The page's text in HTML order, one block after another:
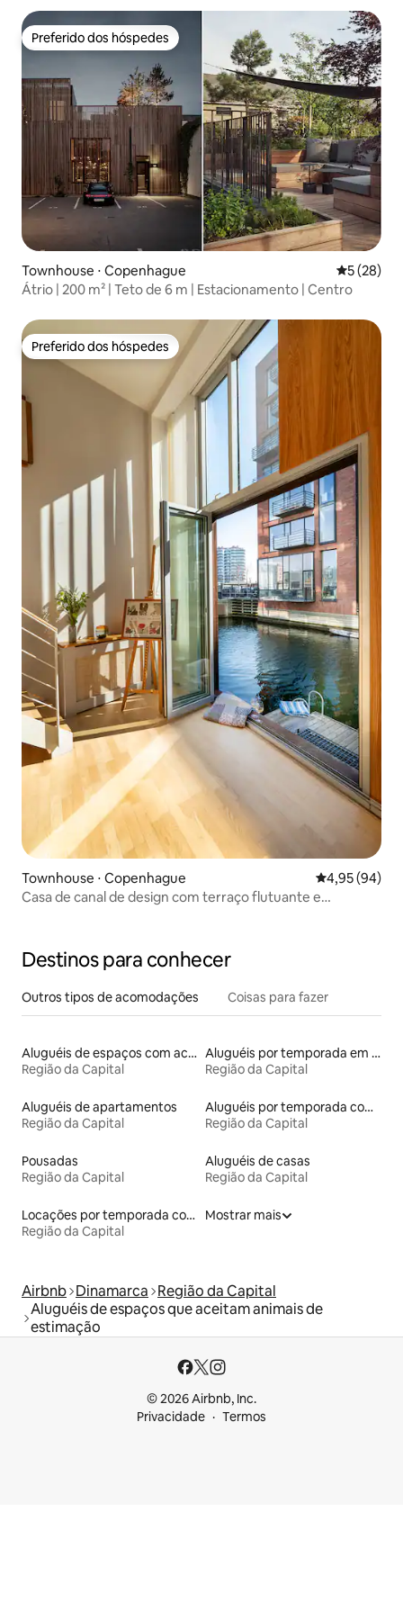
Preferido dos hóspedes
Preferido dos hóspedes
Townhouse ⋅ Copenhague 5 de uma
5 (28)
Átrio | 200 m² | Teto de 6 m | Estacionamento | Centro
Preferido dos hóspedes
Preferido dos hóspedes
Townhouse ⋅ Copenhague 4,95 de uma
4,95 (94)
Casa de canal de design com terraço flutuante e
Destinos para conhecer
Outros tipos de acomodações Coisas para fazer
Aluguéis de espaços com acesso direto a pistas de esqui
Região da Capital
Aluguéis por temporada em albergue
Região da Capital
Aluguéis de apartamentos
Região da Capital
Aluguéis por temporada com caiaque
Região da Capital
Pousadas
Região da Capital
Aluguéis de casas
Região da Capital
Locações por temporada com piscina
Região da Capital
Mostrar mais
Airbnb Dinamarca Região da Capital
Aluguéis de espaços que aceitam animais de
estimação
© 2026 Airbnb, Inc.
Privacidade
Termos